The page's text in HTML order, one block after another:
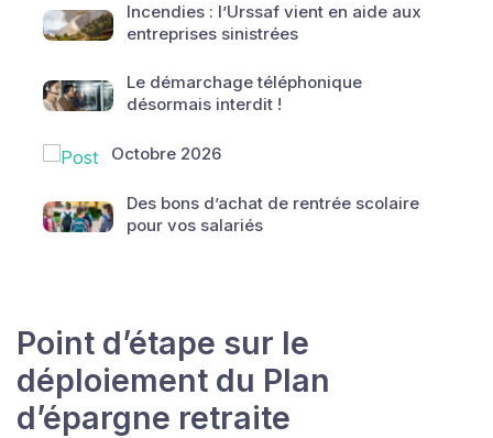
Incendies : l’Urssaf vient en aide aux
entreprises sinistrées
Le démarchage téléphonique
désormais interdit !
Octobre 2026
Des bons d’achat de rentrée scolaire
pour vos salariés
Point d’étape sur le
déploiement du Plan
d’épargne retraite